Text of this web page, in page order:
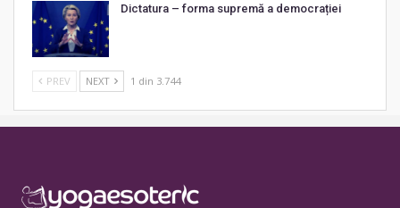
Dictatura – forma supremă a democrației
PREV NEXT 1 din 3.744